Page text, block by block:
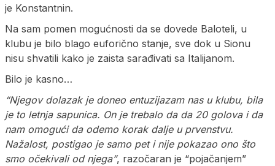
je Konstantnin.
Na sam pomen mogućnosti da se dovede Baloteli, u
klubu je bilo blago euforično stanje, sve dok u Sionu
nisu shvatili kako je zaista sarađivati sa Italijanom.
Bilo je kasno…
“Njegov dolazak je doneo entuzijazam nas u klubu, bila
je to letnja sapunica. On je trebalo da da 20 golova i da
nam omogući da odemo korak dalje u prvenstvu.
Nažalost, postigao je samo pet i nije pokazao ono što
smo očekivali od njega”, razočaran je “pojačanjem”